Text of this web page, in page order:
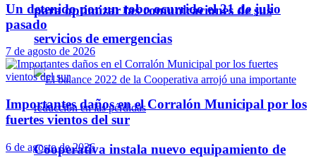
para optimizar las comunicaciones de sus
servicios de emergencias
Cooperativa instala nuevo equipamiento de
Un detenido por un robo ocurrido el 21 de julio
pasado
7 de agosto de 2026
Importantes daños en el Corralón Municipal por los
fuertes vientos del sur
6 de agosto de 2026